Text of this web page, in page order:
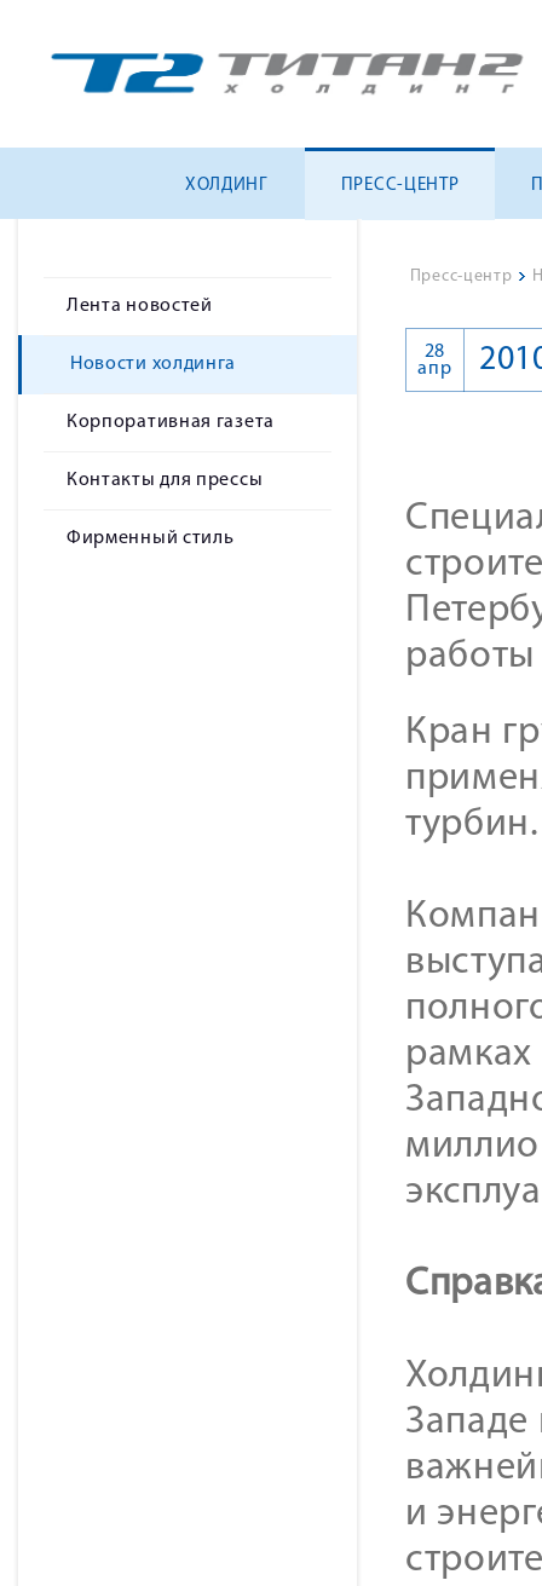
ХОЛДИНГ ПРЕСС-ЦЕНТР
Лента новостей
Новости холдинга
Корпоративная газета
Контакты для прессы
Фирменный стиль
Пресс-центр >
28
апр
работы
Кран
турбин.
и